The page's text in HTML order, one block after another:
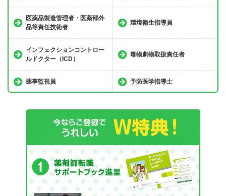
医薬品製造管理者・医薬部外
品等責任技術者
環境衛生指導員
インフェクションコントロー
ルドクター（ICD）
毒物劇物取扱責任者
薬事監視員 予防医学指導士